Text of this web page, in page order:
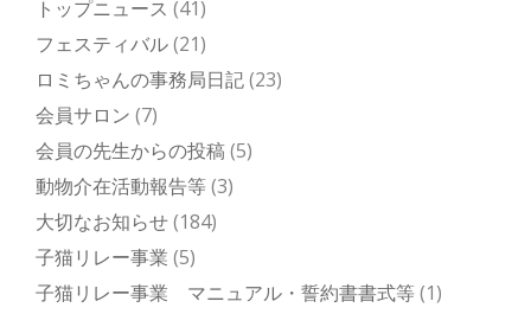
トップニュース (41)
フェスティバル(21)
ロミちゃんの事務局日記(23)
会員サロン (7)
会員の先生からの投稿(5)
動物介在活動報告等(3)
大切なお知らせ(184)
子猫リレー事業 (5)
子猫リレー事業 マニュアル・誓約書書式等(1)